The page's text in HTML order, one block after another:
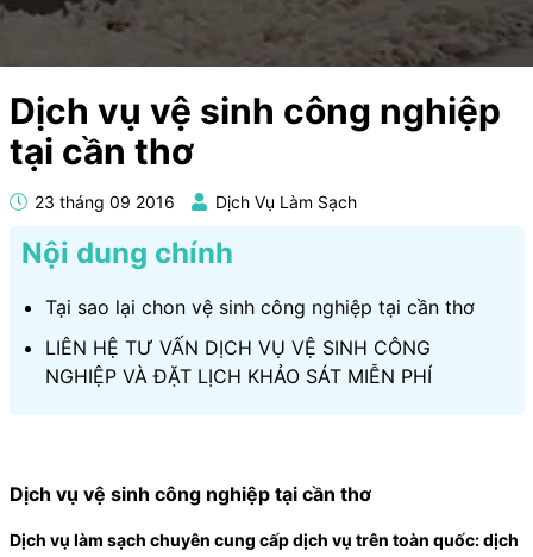
Dịch vụ vệ sinh công nghiệp
tại cần thơ
23 tháng 09 2016 Dịch Vụ Làm Sạch
Nội dung chính
Tại sao lại chon vệ sinh công nghiệp tại cần thơ
LIÊN HỆ TƯ VẤN DỊCH VỤ VỆ SINH CÔNG
NGHIỆP VÀ ĐẶT LỊCH KHẢO SÁT MIỄN PHÍ
Dịch vụ vệ sinh công nghiệp tại cần thơ
Dịch vụ làm sạch chuyên cung cấp dịch vụ trên toàn quốc:dịch